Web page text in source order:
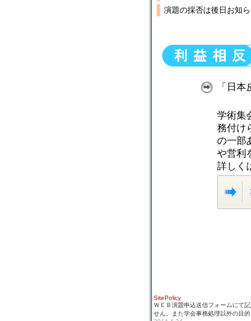
演題の採否は後日お知
「日
学術集
務付け
の一部
や営利
詳しく
SitePolicy
ＷＥＢ演題申込送信フォームにて
せん。また学会事務処理以外の目